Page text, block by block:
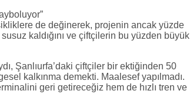
de değinerek, projenin ancak yüzde
kaldığını ve çiftçilerin bu yüzden büyük
Şanlıurfa’daki çiftçiler bir ektiğinden 50
kalkınma demekti. Maalesef yapılmadı.
geri getireceğiz hem de hızlı tren ve